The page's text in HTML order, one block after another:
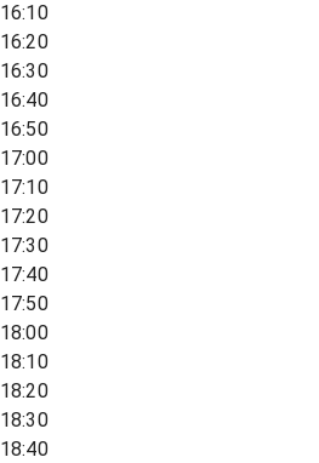
16:10
16:20
16:30
16:40
16:50
17:00
17:10
17:20
17:30
17:40
17:50
18:00
18:10
18:20
18:30
18:40